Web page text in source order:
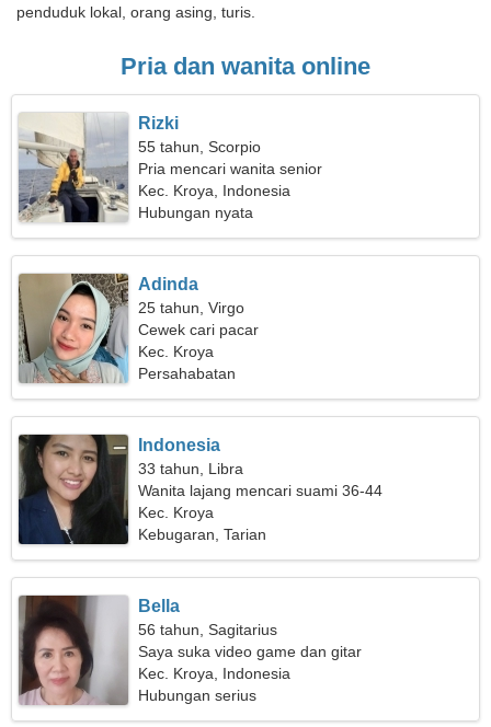
penduduk lokal, orang asing, turis.
Pria dan wanita online
Rizki
55 tahun, Scorpio
Pria mencari wanita senior
Kec. Kroya, Indonesia
Hubungan nyata
Adinda
25 tahun, Virgo
Cewek cari pacar
Kec. Kroya
Persahabatan
Indonesia
33 tahun, Libra
Wanita lajang mencari suami 36-44
Kec. Kroya
Kebugaran, Tarian
Bella
56 tahun, Sagitarius
Saya suka video game dan gitar
Kec. Kroya, Indonesia
Hubungan serius